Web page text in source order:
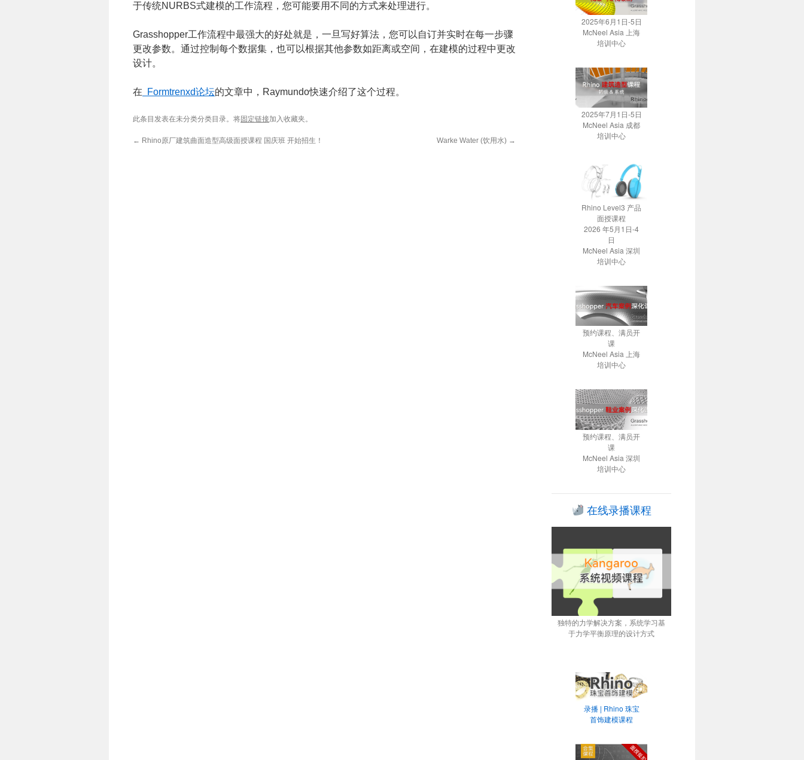
于传统NURBS式建模的工作流程，您可能要用不同的方式来处理进行。
Grasshopper工作流程中最强大的好处就是，一旦写好算法，您可以自订并实时在每一步骤
更改参数。通过控制每个数据集，也可以根据其他参数如距离或空间，在建模的过程中更改
设计。
在 Formtrenxd论坛的文章中，Raymundo快速介绍了这个过程。
此条目发表在未分类分类目录。将固定链接加入收藏夹。
← Rhino原厂建筑曲面造型高级面授课程 国庆班 开始招生！ Warke Water (饮用水) →
2025年6月1日-5日
McNeel Asia 上海
培训中心
2025年7月1日-5日
McNeel Asia 成都
培训中心
Rhino Level3 产品
面授课程
2026 年5月1日-4
日
McNeel Asia 深圳
培训中心
预约课程、满员开
课
McNeel Asia 上海
培训中心
预约课程、满员开
课
McNeel Asia 深圳
培训中心
在线录播课程
独特的力学解决方案，系统学习基
于力学平衡原理的设计方式
录播 | Rhino 珠宝
首饰建模课程